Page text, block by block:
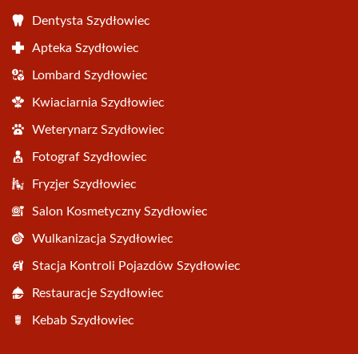
Dentysta Szydłowiec
Apteka Szydłowiec
Lombard Szydłowiec
Kwiaciarnia Szydłowiec
Weterynarz Szydłowiec
Fotograf Szydłowiec
Fryzjer Szydłowiec
Salon Kosmetyczny Szydłowiec
Wulkanizacja Szydłowiec
Stacja Kontroli Pojazdów Szydłowiec
Restauracje Szydłowiec
Kebab Szydłowiec